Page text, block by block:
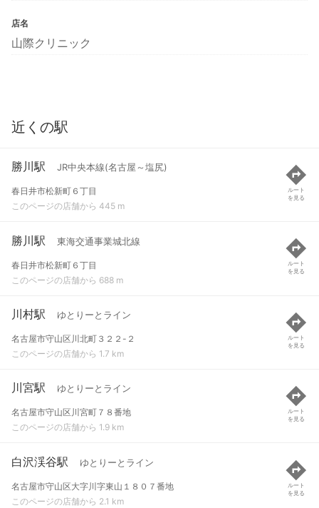
店名
山際クリニック
近くの駅
勝川駅 JR中央本線(名古屋～塩尻)
春日井市松新町６丁目
このページの店舗から 445 m
ルート
を見る
勝川駅 東海交通事業城北線
春日井市松新町６丁目
このページの店舗から 688 m
ルート
を見る
川村駅 ゆとりーとライン
名古屋市守山区川北町３２２-２
このページの店舗から 1.7 km
ルート
を見る
川宮駅 ゆとりーとライン
名古屋市守山区川宮町７８番地
このページの店舗から 1.9 km
ルート
を見る
白沢渓谷駅 ゆとりーとライン
名古屋市守山区大字川字東山１８０７番地
このページの店舗から 2.1 km
ルート
を見る